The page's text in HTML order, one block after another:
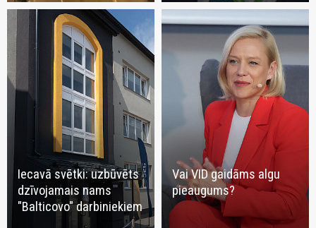
Iecavā svētki: uzbūvēts
dzīvojamais nams
"Balticovo" darbiniekiem
Vai VID gaidāms algu
pieaugums?